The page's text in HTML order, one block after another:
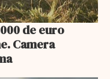
de euro
Camera